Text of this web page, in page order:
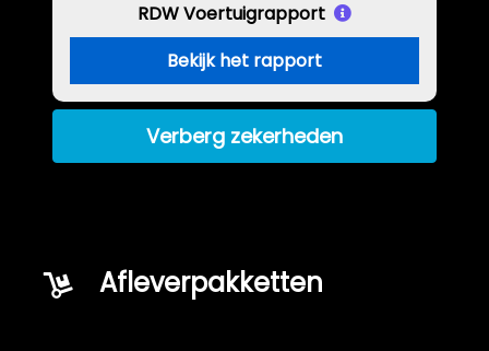
RDW Voertuigrapport
Bekijk het rapport
Verberg zekerheden
Afleverpakketten